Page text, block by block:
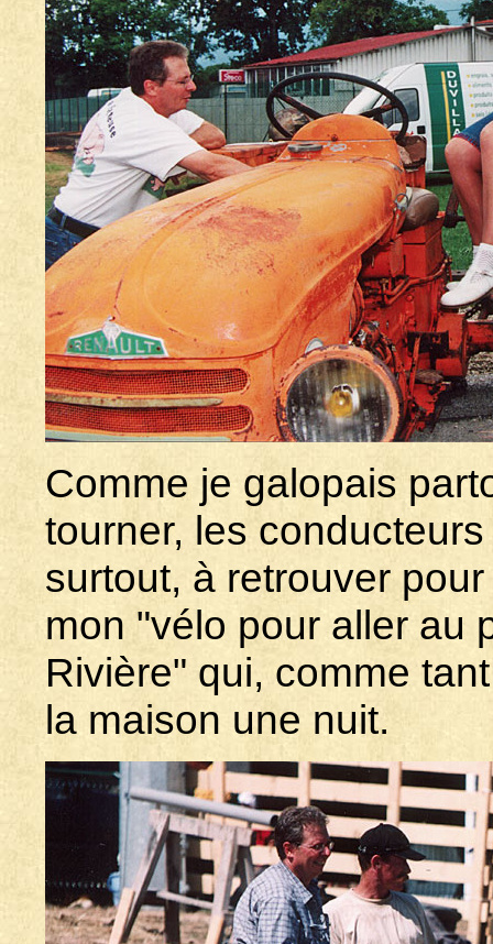
Comme je galopais
tourner, les
surtout, à retrouver
mon "vélo pour aller au
Rivière" qui, comme
la maison une nuit.